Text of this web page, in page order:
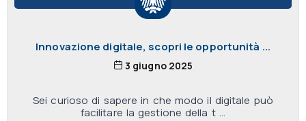
Innovazione digitale, scopri le opportunità ...
3 giugno 2025
Sei curioso di sapere in che modo il digitale può
facilitare la gestione della t ...